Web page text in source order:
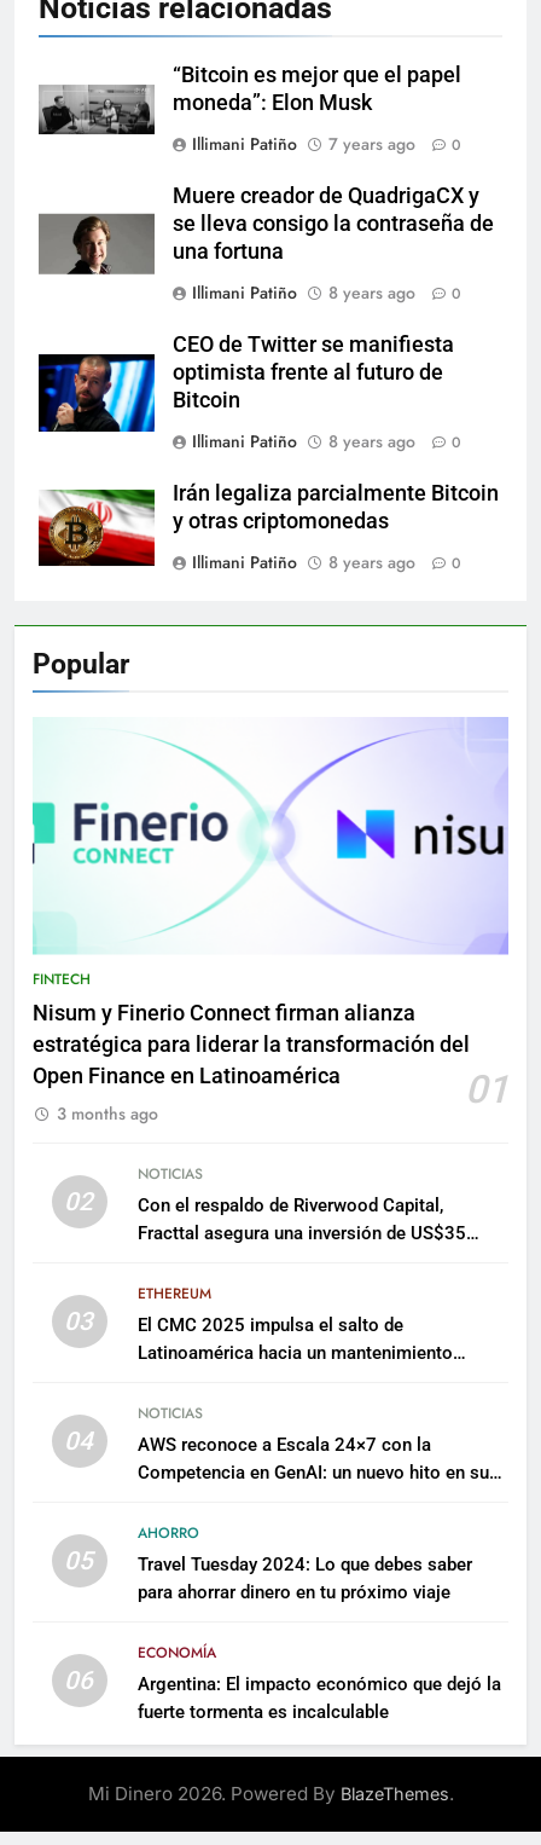
Noticias relacionadas
“Bitcoin es mejor que el papel
moneda”: Elon Musk
Illimani Patiño
7 years ago 0
Muere creador de QuadrigaCX y
se lleva consigo la contraseña de
una fortuna
Illimani Patiño
8 years ago 0
CEO de Twitter se manifiesta
optimista frente al futuro de
Bitcoin
Illimani Patiño
8 years ago 0
Irán legaliza parcialmente Bitcoin
y otras criptomonedas
Illimani Patiño
8 years ago 0
Popular
FINTECH
Nisum y Finerio Connect firman alianza
estratégica para liderar la transformación del
Open Finance en Latinoamérica
01
3 months ago
02
NOTICIAS
Con el respaldo de Riverwood Capital,
Fracttal asegura una inversión de US$35
03
ETHEREUM
El CMC 2025 impulsa el salto de
Latinoamérica hacia un mantenimiento
04
NOTICIAS
AWS reconoce a Escala 24×7 con la
Competencia en GenAI: un nuevo hito en su
05
AHORRO
Travel Tuesday 2024: Lo que debes saber
para ahorrar dinero en tu próximo viaje
06
ECONOMÍA
Argentina: El impacto económico que dejó la
fuerte tormenta es incalculable
Mi Dinero 2026. Powered By BlazeThemes.